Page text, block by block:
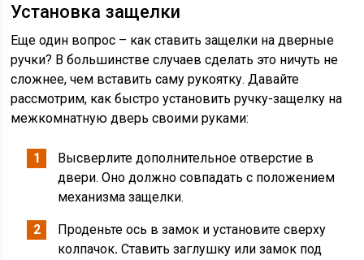
Установка защелки
Еще один вопрос – как ставить защелки на дверные
ручки? В большинстве случаев сделать это ничуть не
сложнее, чем вставить саму рукоятку. Давайте
рассмотрим, как быстро установить ручку-защелку на
межкомнатную дверь своими руками:
Высверлите дополнительное отверстие в
двери. Оно должно совпадать с положением
механизма защелки.
Проденьте ось в замок и установите сверху
колпачок. Ставить заглушку или замок под